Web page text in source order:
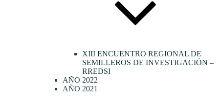
XIII ENCUENTRO REGIONAL DE
SEMILLEROS DE INVESTIGACIÓN –
RREDSI
AÑO 2022
AÑO 2021